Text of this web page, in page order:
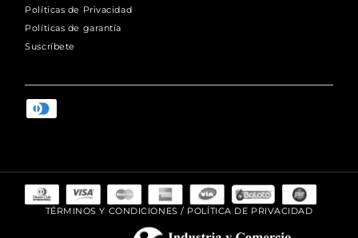
Políticas de Privacidad
Políticas de garantía
Suscríbete
TÉRMINOS Y CONDICIONES / POLÍTICA DE PRIVACIDAD